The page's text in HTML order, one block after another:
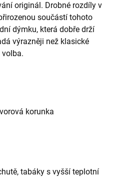
originál. Drobné rozdíly v
součástí tohoto
dýmku, která dobře drží
výrazněji než klasické
volba.
korunka
tabáky s vyšší teplotní